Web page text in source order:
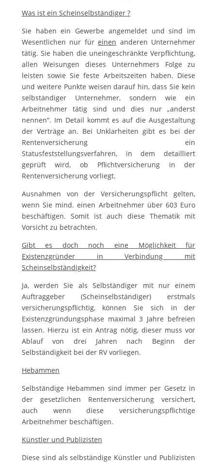
Was ist ein Scheinselbständiger ?
Sie haben ein Gewerbe angemeldet und sind im
Wesentlichen nur füreinen anderen Unternehmer
tätig. Sie haben die uneingeschränkte Verpflichtung,
allen Weisungen dieses Unternehmers Folge zu
leisten sowie Sie feste Arbeitszeiten haben. Diese
und weitere Punkte weisen darauf hin, dass Sie kein
selbständiger Unternehmer, sondern wie ein
Arbeitnehmer tätig sind und dies nur „anderst
nennen“. Im Detail kommt es auf die Ausgestaltung
der Verträge an. Bei Unklarheiten gibt es bei der
Rentenversicherung ein
Statusfeststellungsverfahren, in dem detailliert
geprüft wird, ob Pflichtversicherung in der
Rentenversicherung vorliegt.
Ausnahmen von der Versicherungspflicht gelten,
wenn Sie mind. einen Arbeitnehmer über 603 Euro
beschäftigen. Somit ist auch diese Thematik mit
Vorsicht zu betrachten.
Gibt es doch noch eine Möglichkeit für
Existenzgründer in Verbindung mit
Scheinselbständigkeit?
Ja, werden Sie als Selbständiger mit nur einem
Auftraggeber (Scheinselbständiger) erstmals
versicherungspflichtig, können Sie sich in der
Existenzgründungsphase maximal 3 Jahre befreien
lassen. Hierzu ist ein Antrag nötig, dieser muss vor
Ablauf von drei Jahren nach Beginn der
Selbständigkeit bei der RV vorliegen.
Hebammen
Selbständige Hebammen sind immer per Gesetz in
der gesetzlichen Rentenversicherung versichert,
auch wenn diese versicherungspflichtige
Arbeitnehmer beschäftigen.
Künstler und Publizisten
Diese sind als selbständige Künstler und Publizisten